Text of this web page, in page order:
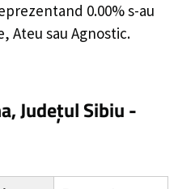
0.00% s-au
Ateu sau Agnostic.
Județul Sibiu -